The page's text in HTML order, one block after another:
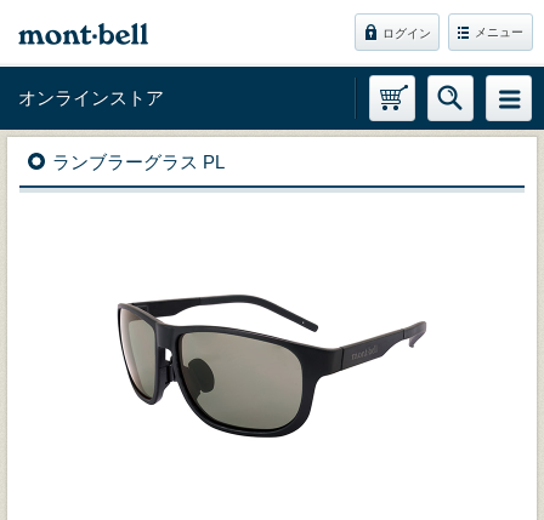
ログイン メニュー
オンラインストア
ランブラーグラス PL